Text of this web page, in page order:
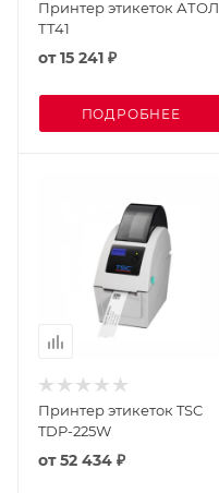
Принтер этикеток АТОЛ
ТТ41
от15 241 ₽
ПОДРОБНЕЕ
Принтер этикеток TSC
TDP-225W
от52 434 ₽